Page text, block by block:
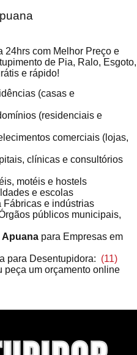
24hrs com Melhor Preço e
de Pia, Ralo, Esgoto,
e rápido!
(casas e
(residenciais e
comerciais (lojas,
clínicas e consultórios
motéis e hostels
e escolas
Fábricas e indústrias
públicos municipais,
Apuana para Empresas em
para Desentupidora: (11)
peça um orçamento online